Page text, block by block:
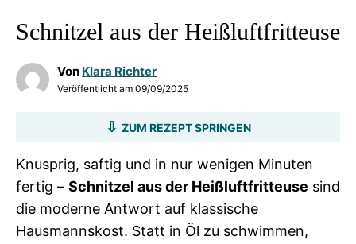
Schnitzel aus der Heißluftfritteuse
Von Klara Richter
Veröffentlicht am 09/09/2025
ZUM REZEPT SPRINGEN
Knusprig, saftig und in nur wenigen Minuten
fertig – Schnitzel aus der Heißluftfritteuse sind
die moderne Antwort auf klassische
Hausmannskost. Statt in Öl zu schwimmen,